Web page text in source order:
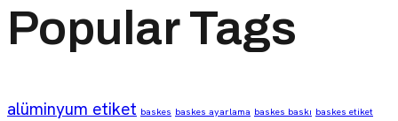
Popular Tags
alüminyum etiket baskes baskes ayarlama baskes baskı baskes etiket